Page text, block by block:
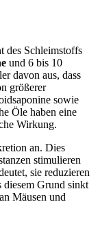
des Schleimstoffs
und 6 bis 10
davon aus, dass
größerer
sowie
Öle haben eine
Wirkung.
an. Dies
stimulieren
sie reduzieren
diesem Grund sinkt
Mäusen und